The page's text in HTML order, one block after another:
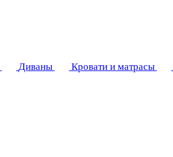
Диваны Кровати и матрасы